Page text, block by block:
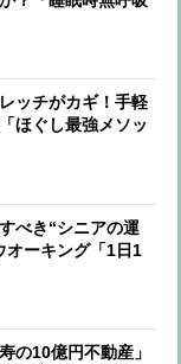
疾患のリスク増大
ッチがカギ！手軽
ほぐし最強メソッ
べき“シニアの運
ーキング「1日1
は温度次第で“危
の10億円不動産」